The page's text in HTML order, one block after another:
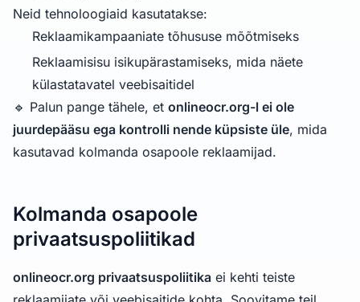
Neid tehnoloogiaid kasutatakse:
Reklaamikampaaniate tõhususe mõõtmiseks
Reklaamisisu isikupärastamiseks, mida näete
külastatavatel veebisaitidel
🔹 Palun pange tähele, et onlineocr.org-l ei ole
juurdepääsu ega kontrolli nende küpsiste üle, mida
kasutavad kolmanda osapoole reklaamijad.
Kolmanda osapoole
privaatsuspoliitikad
onlineocr.org privaatsuspoliitika ei kehti teiste